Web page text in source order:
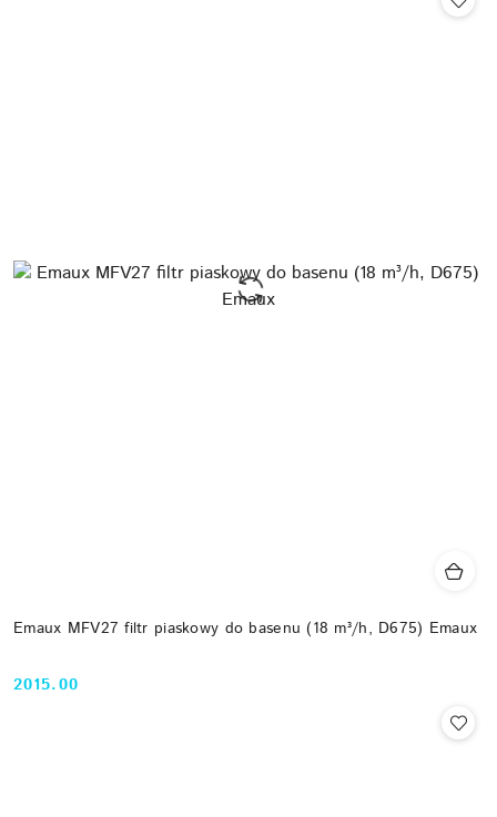
Emaux MFV27 filtr piaskowy do basenu (18 m³/h, D675) Emaux
Cena:
2015.00